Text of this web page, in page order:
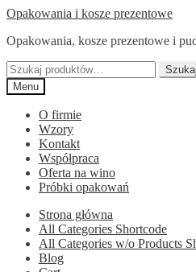
Przejdź
nawigacji
Przejdź
treści
Opakowania i kosze prezentowe
Opakowania, kosze prezentowe i
Szukaj:
Szukaj
Menu
O firmie
Wzory
Kontakt
Współpraca
Oferta na wino
Próbki opakowań
Strona główna
All Categories Shortcode
All Categories w/o Products
Blog